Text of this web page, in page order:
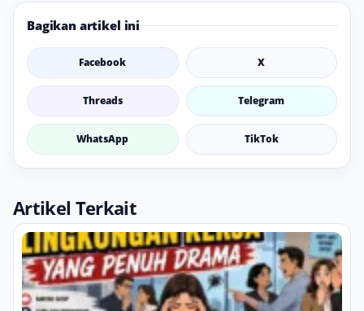
Bagikan artikel ini
Facebook X
Threads Telegram
WhatsApp TikTok
Artikel Terkait